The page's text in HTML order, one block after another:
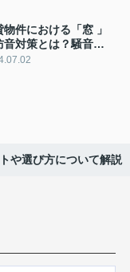
物件における「窓 」
音対策とは？騒音の
や対策もご紹介
や選び方について解説